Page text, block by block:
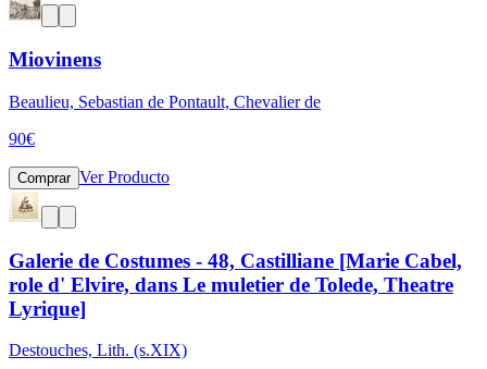
Miovinens
Beaulieu, Sebastian de Pontault, Chevalier de
90€
Comprar Ver Producto
Galerie de Costumes - 48, Castilliane [Marie Cabel,
role d' Elvire, dans Le muletier de Tolede, Theatre
Lyrique]
Destouches, Lith. (s.XIX)